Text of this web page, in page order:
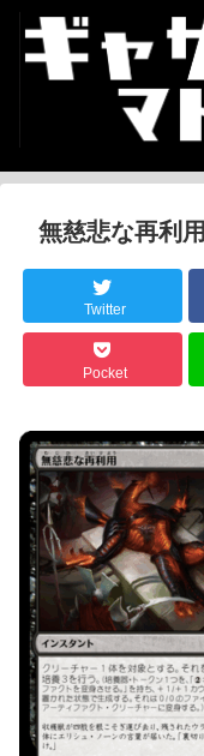
無慈悲な再利用
Twitter
Pocket